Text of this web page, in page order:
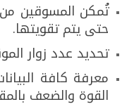
تُمكن المسوقين من
حتى يتم تقويتها.
تحديد عدد زوار
معرفة كافة
القوة والضعف